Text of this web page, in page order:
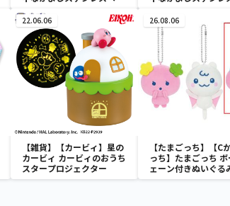
22.06.06
【雑貨】【カービィ】星の
カービィ カービィのおうち
スタープロジェクター
26.08.06
【たまごっち】【C
っち】たまごっち
ェーン付きぬいぐる
Tamagotchi